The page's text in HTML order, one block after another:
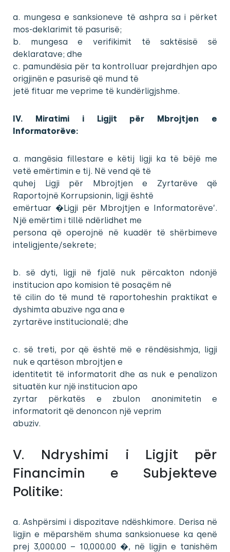
a. mungesa e sanksioneve të ashpra sa i përket
mos-deklarimit të pasurisë;
b. mungesa e verifikimit të saktësisë së
deklaratave; dhe
c. pamundësia për ta kontrolluar prejardhjen apo
origjinën e pasurisë që mund të
jetë fituar me veprime të kundërligjshme.
IV. Miratimi i Ligjit për Mbrojtjen e
Informatorëve:
a. mangësia fillestare e këtij ligji ka të bëjë me
vetë emërtimin e tij. Në vend që të
quhej Ligji për Mbrojtjen e Zyrtarëve që
Raportojnë Korrupsionin, ligji është
emërtuar �Ligji për Mbrojtjen e Informatorëve’.
Një emërtim i tillë ndërlidhet me
persona që operojnë në kuadër të shërbimeve
inteligjente/sekrete;
b. së dyti, ligji në fjalë nuk përcakton ndonjë
institucion apo komision të posaçëm në
të cilin do të mund të raportoheshin praktikat e
dyshimta abuzive nga ana e
zyrtarëve institucionalë; dhe
c. së treti, por që është më e rëndësishmja, ligji
nuk e qartëson mbrojtjen e
identitetit të informatorit dhe as nuk e penalizon
situatën kur një institucion apo
zyrtar përkatës e zbulon anonimitetin e
informatorit që denoncon një veprim
abuziv.
V. Ndryshimi i Ligjit për
Financimin e Subjekteve
Politike:
a. Ashpërsimi i dispozitave ndëshkimore. Derisa në
ligjin e mëparshëm shuma sanksionuese ka qenë
prej 3,000.00 – 10,000.00 �, në ligjin e tanishëm